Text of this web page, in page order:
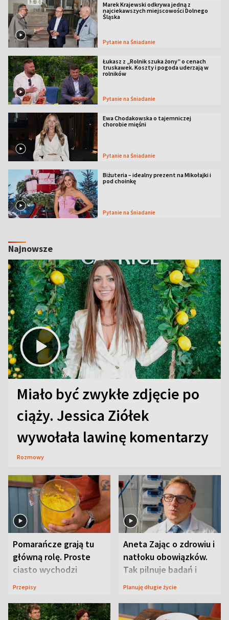
Marek Krajewski odkrywa jedną z
najciekawszych miejscowości Dolnego
Śląska
Pytanie na Śniadanie
Łukasz z „Rolnik szuka żony” o cenach
truskawek. Koszty i pogoda uderzają w
rolników
Pytanie na Śniadanie
Ewa Chodakowska o tajemniczej
chorobie mięśni
Pytanie na Śniadanie
Biżuteria – idealny prezent na Mikołajki i
pod choinkę
Pytanie na Śniadanie
Najnowsze
Miało być zwykłe zdjęcie po
ciąży. Jessica Ziółek
wywołała lawinę komentarzy
Rozmowy
Pomarańcze grają tu
główną rolę. Proste
ciasto wychodzi
wyjątkowo wilgotne
Przepisy
Aneta Zając o zdrowiu i
natłoku obowiązków.
Tak pilnuje badań i
wizyt
Planuję długie życie